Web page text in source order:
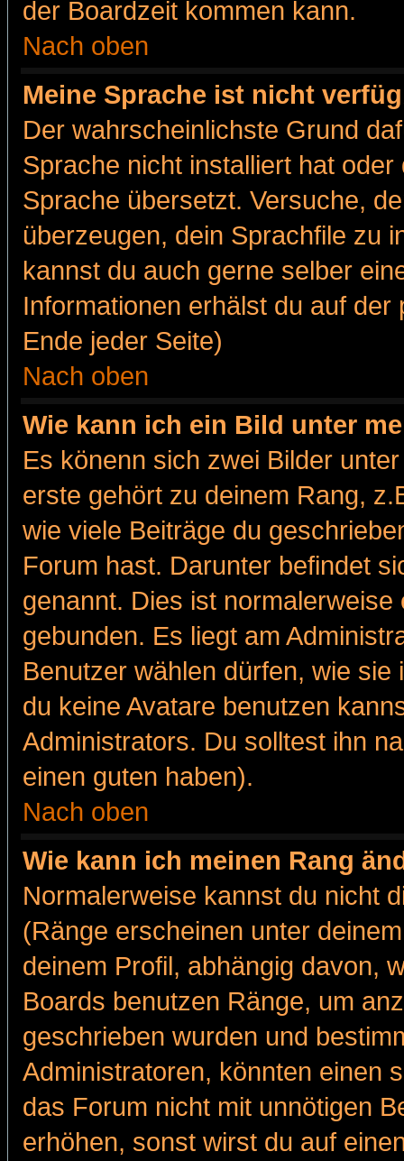
der Boardzeit kommen kann.
Nach oben
Meine Sprache ist nicht
Der wahrscheinlichste Grund
Sprache nicht installiert hat
Sprache übersetzt. Versuche,
überzeugen, dein Sprachfile zu
kannst du auch gerne selber
Informationen erhälst du auf
Ende jeder Seite)
Nach oben
Wie kann ich ein Bild unter
Es könenn sich zwei Bilder
erste gehört zu deinem Rang,
wie viele Beiträge du
Forum hast. Darunter befindet
genannt. Dies ist
gebunden. Es liegt am
Benutzer wählen dürfen, wie
du keine Avatare benutzen
Administrators. Du solltest ihn
einen guten haben).
Nach oben
Wie kann ich meinen Rang
Normalerweise kannst du nicht
(Ränge erscheinen unter
deinem Profil, abhängig davon,
Boards benutzen Ränge, um
geschrieben wurden und
Administratoren, könnten einen
das Forum nicht mit unnötigen
erhöhen, sonst wirst du auf